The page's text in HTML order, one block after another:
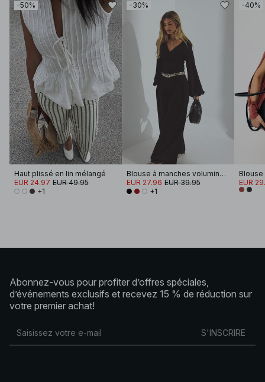
-50%
Haut plissé en lin mélangé
EUR 24.97 EUR 49.95
+1
-30%
Blouse à manches volumineuses
EUR 27.96 EUR 39.95
+1
-40%
EUR
Abonnez-vous pour profiter d’offres spéciales,
d’événements exclusifs et recevez 15 % de réduction sur
votre premier achat!
S'INSCRIRE